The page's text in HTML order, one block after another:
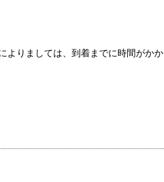
よりましては、到着までに時間がかか